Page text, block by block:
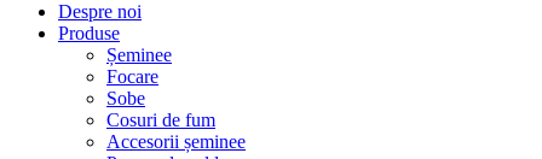
Despre noi
Produse
Șeminee
Focare
Sobe
Cosuri de fum
Accesorii șeminee